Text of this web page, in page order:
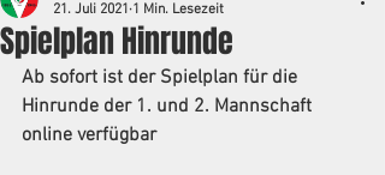
Spielplan Hinrunde
21. Juli 2021 1 Min. Lesezeit
Ab sofort ist der Spielplan für die
Hinrunde der 1. und 2. Mannschaft
online verfügbar